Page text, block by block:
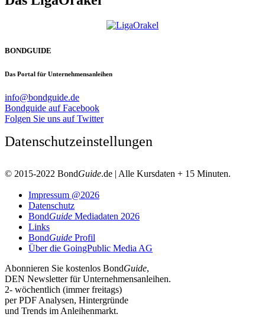
BONDGUIDE
Das Portal für Unternehmensanleihen
info@bondguide.de
Bondguide auf Facebook
Folgen Sie uns auf Twitter
Datenschutzeinstellungen
© 2015-2022 BondGuide.de | Alle Kursdaten + 15 Minuten.
Impressum @2026
Datenschutz
BondGuide Mediadaten 2026
Links
BondGuide Profil
Über die GoingPublic Media AG
Abonnieren Sie kostenlos BondGuide,
DEN Newsletter für Unternehmensanleihen.
2- wöchentlich (immer freitags)
per PDF Analysen, Hintergründe
und Trends im Anleihenmarkt.